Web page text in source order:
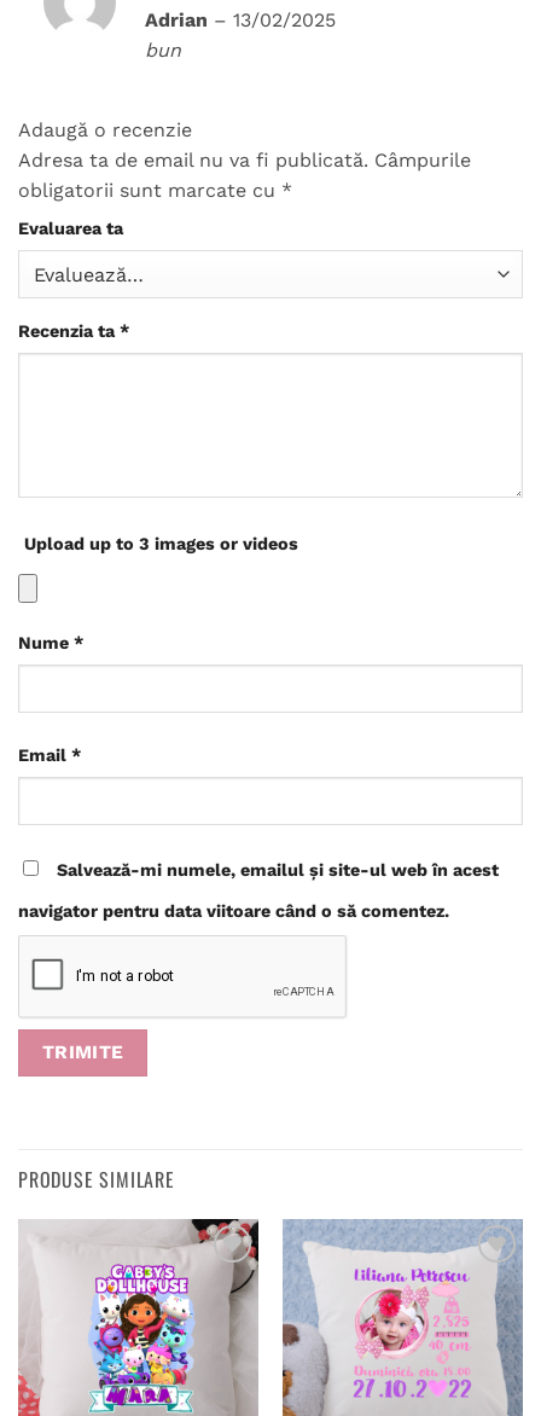
Evaluat
din 5
Adrian – 13/02/2025
bun
Adaugă o recenzie
Adresa ta de email nu va fi publicată. Câmpurile
obligatorii sunt marcate cu *
Evaluarea ta
Recenzia ta*
Upload up to 3 images or videos
Nume *
Email *
Salvează-mi numele, emailul și site-ul web în acest
navigator pentru data viitoare când o să comentez.
PRODUSE SIMILARE
Adaugă
wishlist
Adaugă
wishlist